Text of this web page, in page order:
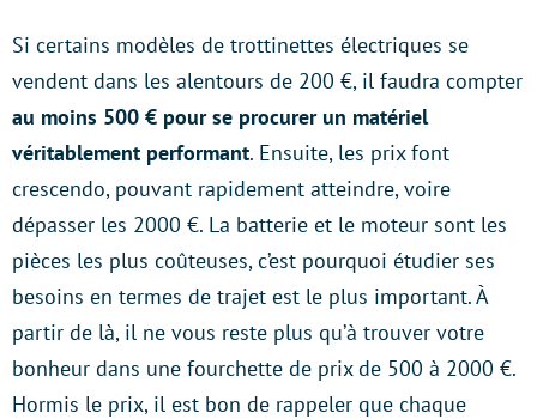
Si certains modèles de trottinettes électriques se
vendent dans les alentours de 200 €, il faudra compter
au moins 500 € pour se procurer un matériel
véritablement performant. Ensuite, les prix font
crescendo, pouvant rapidement atteindre, voire
dépasser les 2000 €. La batterie et le moteur sont les
pièces les plus coûteuses, c’est pourquoi étudier ses
besoins en termes de trajet est le plus important. À
partir de là, il ne vous reste plus qu’à trouver votre
bonheur dans une fourchette de prix de 500 à 2000 €.
Hormis le prix, il est bon de rappeler que chaque